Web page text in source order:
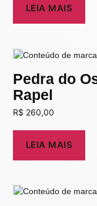
LEIA MAIS
Pedra do
Rapel
R$ 260,00
LEIA MAIS